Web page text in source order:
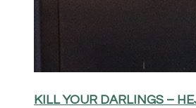
KILL YOUR DARLINGS –